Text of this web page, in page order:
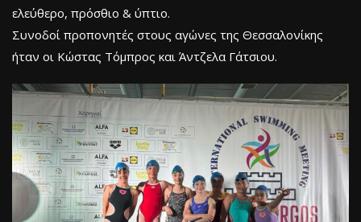
ελεύθερο, πρόσθιο & ύπτιο.
Συνοδοί προπονητές στους αγώνες της Θεσσαλονίκης
ήταν οι Κώστας Τόμπρος και Άντζελα Γάτσιου.